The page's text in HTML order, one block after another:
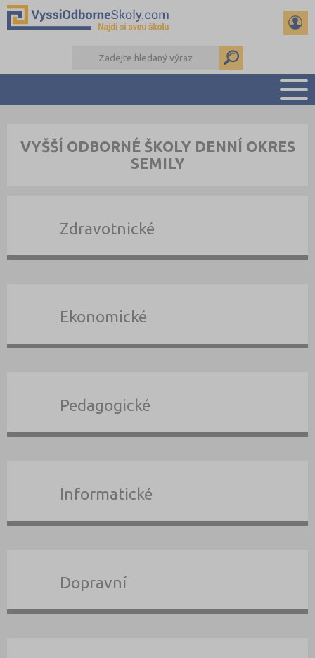
PŘÍPRAVA NA PŘIJÍMAČKY
VYŠŠÍ ODBORNÉ ŠKOLY DENNÍ OKRES
SEMILY
Zdravotnické
Ekonomické
Pedagogické
Informatické
Dopravní